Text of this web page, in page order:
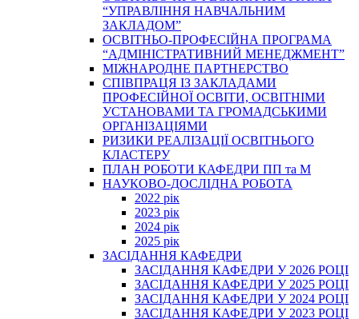
“УПРАВЛІННЯ НАВЧАЛЬНИМ
ЗАКЛАДОМ”
ОСВІТНЬО-ПРОФЕСІЙНА ПРОГРАМА
“АДМІНІСТРАТИВНИЙ МЕНЕДЖМЕНТ”
МІЖНАРОДНЕ ПАРТНЕРСТВО
СПІВПРАЦЯ ІЗ ЗАКЛАДАМИ
ПРОФЕСІЙНОЇ ОСВІТИ, ОСВІТНІМИ
УСТАНОВАМИ ТА ГРОМАДСЬКИМИ
ОРГАНІЗАЦІЯМИ
РИЗИКИ РЕАЛІЗАЦІЇ ОСВІТНЬОГО
КЛАСТЕРУ
ПЛАН РОБОТИ КАФЕДРИ ПП та М
НАУКОВО-ДОСЛІДНА РОБОТА
2022 рік
2023 рік
2024 рік
2025 рік
ЗАСІДАННЯ КАФЕДРИ
ЗАСІДАННЯ КАФЕДРИ У 2026 РОЦІ
ЗАСІДАННЯ КАФЕДРИ У 2025 РОЦІ
ЗАСІДАННЯ КАФЕДРИ У 2024 РОЦІ
ЗАСІДАННЯ КАФЕДРИ У 2023 РОЦІ